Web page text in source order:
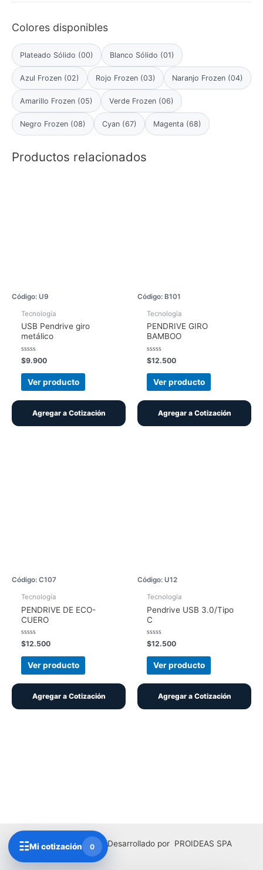
Colores disponibles
Plateado Sólido (00) Blanco Sólido (01)
Azul Frozen (02) Rojo Frozen (03) Naranjo Frozen (04)
Amarillo Frozen (05) Verde Frozen (06)
Negro Frozen (08) Cyan (67) Magenta (68)
Productos relacionados
Código: U9
Tecnología
USB Pendrive giro
metálico
Valorado
con
0
de
$9.900
Ver producto
Agregar a Cotización
Código: B101
Tecnología
PENDRIVE GIRO
BAMBOO
Valorado
con
0
de
$12.500
Ver producto
Agregar a Cotización
Código: C107
Tecnología
PENDRIVE DE ECO-
CUERO
Valorado
con
0
de
$12.500
Ver producto
Agregar a Cotización
Código: U12
Tecnología
Pendrive USB 3.0/Tipo
C
Valorado
con
0
de
$12.500
Ver producto
Agregar a Cotización
Copyright © 2026 | Desarrollado por PROIDEAS SPA
☷Mi cotización 0